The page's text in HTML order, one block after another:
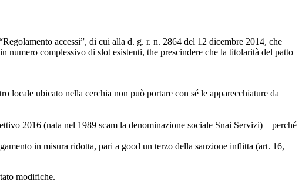
accessi”, di cui alla d. g. r. n. 2864 del 12 dicembre 2014, che
complessivo di slot esistenti, the prescindere che la titolarità del patto
locale ubicato nella cerchia non può portare con sé le apparecchiature da
2016 (nata nel 1989 scam la denominazione sociale Snai Servizi) – perché
in misura ridotta, pari a good un terzo della sanzione inflitta (art. 16,
modifiche.